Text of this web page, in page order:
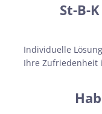
St-B-
Individuelle
Ihre Zufriedenheit